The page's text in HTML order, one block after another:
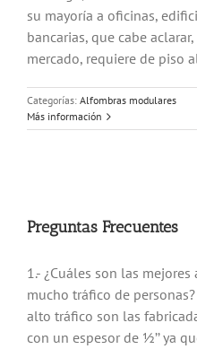
su mayoría a oficinas,
bancarias, que cabe
mercado, requiere de piso
Categorías: Alfombras modulares
Más información
Preguntas Frecuentes
1.- ¿Cuáles son las
mucho tráfico de
alto tráfico son las
con un espesor de ½’’ ya